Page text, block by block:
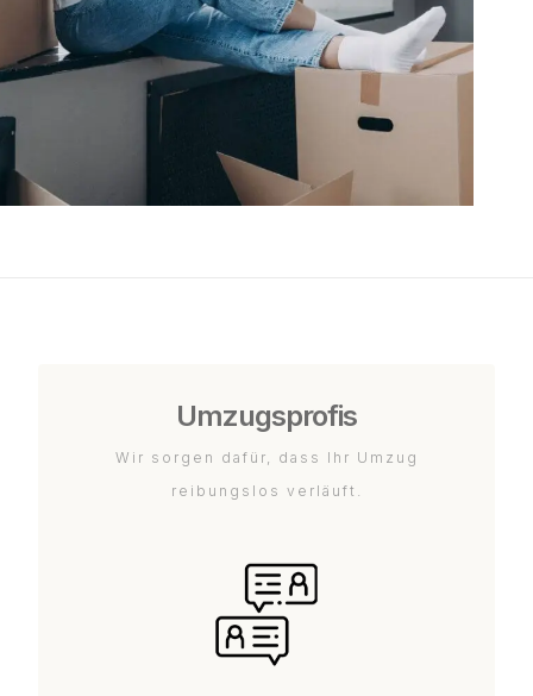
Umzugsprofis
Wir sorgen dafür, dass Ihr Umzug
reibungslos verläuft.